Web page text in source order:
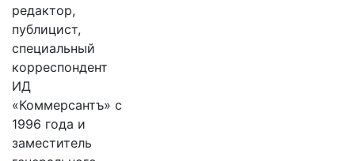
редактор,
публицист,
специальный
корреспондент
ИД
«Коммерсантъ» с
1996 года и
заместитель